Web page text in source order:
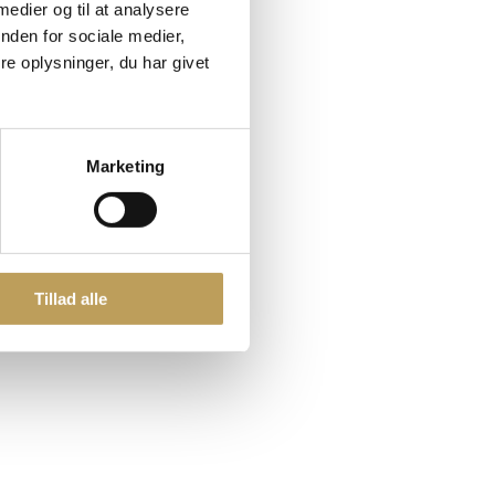
og til at analysere
for sociale medier,
oplysninger, du har givet
Marketing
Tillad alle